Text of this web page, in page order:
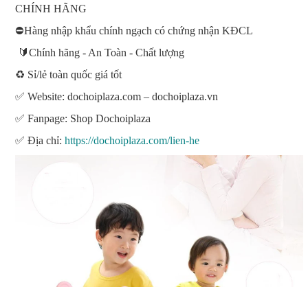
CHÍNH HÃNG
⛔Hàng nhập khẩu chính ngạch có chứng nhận KĐCL
🔰Chính hãng - An Toàn - Chất lượng
♻️ Sỉ/lẻ toàn quốc giá tốt
✅ Website: dochoiplaza.com – dochoiplaza.vn
✅ Fanpage: Shop Dochoiplaza
✅ Địa chỉ: https://dochoiplaza.com/lien-he